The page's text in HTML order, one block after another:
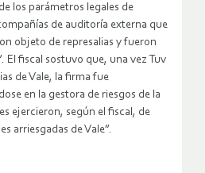
los parámetros legales de
de auditoría externa que
objeto de represalias y fueron
El fiscal sostuvo que, una vez Tuv
de Vale, la firma fue
en la gestora de riesgos de la
ejercieron, según el fiscal, de
arriesgadas de Vale”.